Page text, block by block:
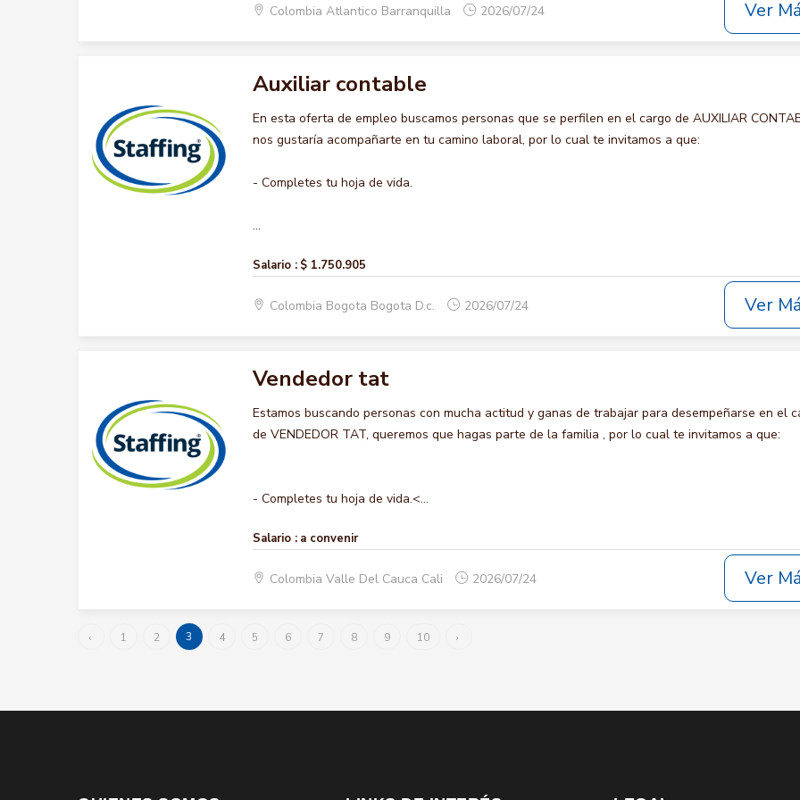
Colombia Atlantico Barranquilla 2026/07/24 Ver
Auxiliar contable
En esta oferta de empleo buscamos personas que se perfilen en el cargo de AUXILIAR
nos gustaría acompañarte en tu camino laboral, por lo cual te invitamos a que:
- Completes tu hoja de vida.
...
Salario : $ 1.750.905
Colombia Bogota Bogota D.c. 2026/07/24 Ver
Vendedor tat
Estamos buscando personas con mucha actitud y ganas de trabajar para desempeñarse en el
de VENDEDOR TAT, queremos que hagas parte de la familia , por lo cual te invitamos a que:
- Completes tu hoja de vida.<...
Salario : a convenir
Colombia Valle Del Cauca Cali 2026/07/24 Ver
‹ 1 2 3 4 5 6 7 8 9 10 ›